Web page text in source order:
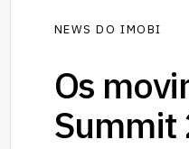
NEWS DO IMOBI
Os
Summit